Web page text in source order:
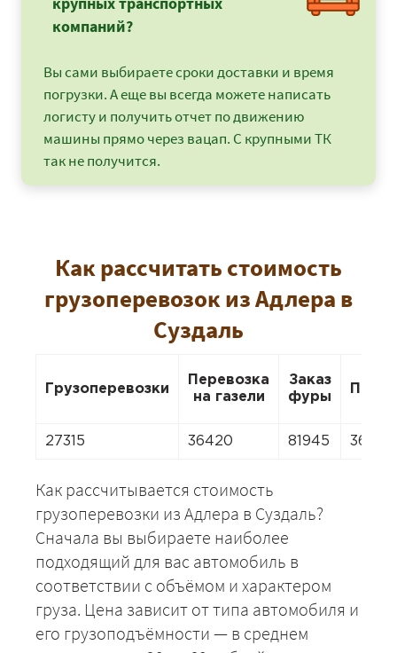
компаний?
Вы сами выбираете сроки доставки и время
погрузки. А еще вы всегда можете написать
логисту и получить отчет по движению
машины прямо через вацап. С крупными ТК
так не получится.
Как рассчитать стоимость
грузоперевозок из Адлера в
Суздаль
Грузоперевозки
Перевозка
на газели
Заказ
фуры
27315 36420 81945 36420
Как рассчитывается стоимость
грузоперевозки из Адлера в Суздаль?
Сначала вы выбираете наиболее
подходящий для вас автомобиль в
соответствии с объёмом и характером
груза. Цена зависит от типа автомобиля и
его грузоподъёмности — в среднем